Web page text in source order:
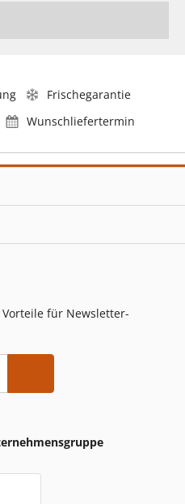
Frischegarantie
Wunschliefertermin
für Newsletter-